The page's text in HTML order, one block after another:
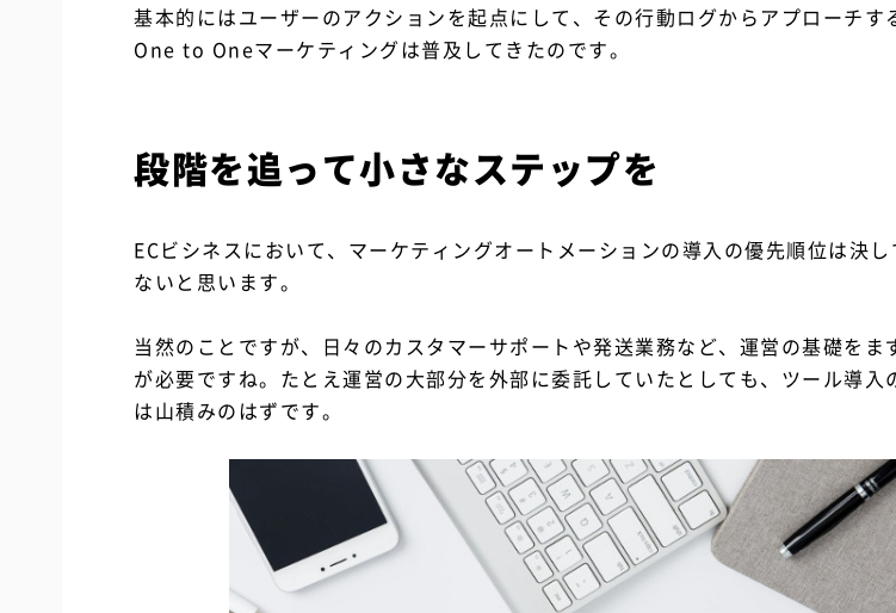
基本的にはユーザーのアクションを起点にして、その行動ログからアプローチす
One to Oneマーケティングは普及してきたのです。
段階を追って小さなステップを
ECビシネスにおいて、マーケティングオートメーションの導入の優先順位は決
ないと思います。
当然のことですが、日々のカスタマーサポートや発送業務など、運営の基礎をま
が必要ですね。たとえ運営の大部分を外部に委託していたとしても、ツール導入
は山積みのはずです。